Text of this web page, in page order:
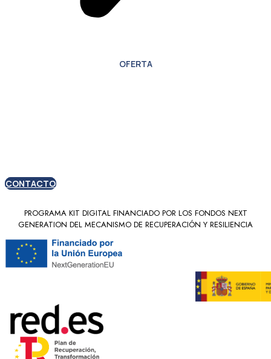
OFERTA
CONTACTO
PROGRAMA KIT DIGITAL FINANCIADO POR LOS FONDOS NEXT
GENERATION DEL MECANISMO DE RECUPERACIÓN Y RESILIENCIA